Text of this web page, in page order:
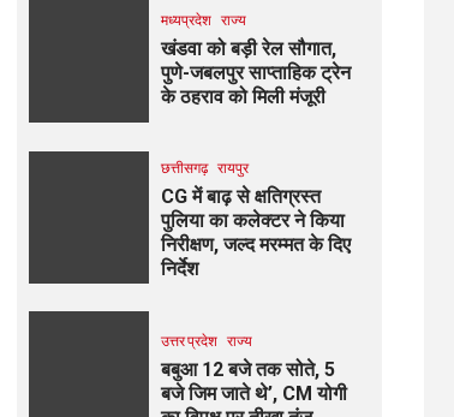
मध्यप्रदेश राज्य
खंडवा को बड़ी रेल सौगात,
पुणे-जबलपुर साप्ताहिक ट्रेन
के ठहराव को मिली मंजूरी
छत्तीसगढ़ रायपुर
CG में बाढ़ से क्षतिग्रस्त
पुलिया का कलेक्टर ने किया
निरीक्षण, जल्द मरम्मत के दिए
निर्देश
उत्तर प्रदेश राज्य
बबुआ 12 बजे तक सोते, 5
बजे जिम जाते थे’, CM योगी